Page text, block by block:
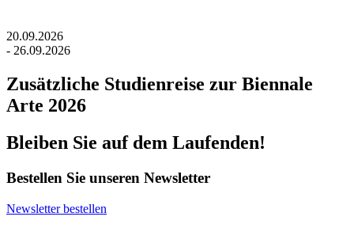
20.09.2026
- 26.09.2026
Zusätzliche Studienreise zur Biennale
Arte 2026
Bleiben Sie auf dem Laufenden!
Bestellen Sie unseren Newsletter
Newsletter bestellen